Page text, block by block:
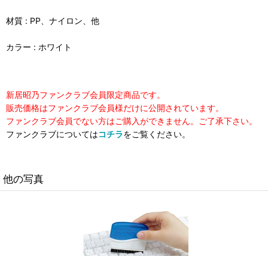
材質 : PP、ナイロン、他
カラー : ホワイト
新居昭乃ファンクラブ会員限定商品です。
販売価格はファンクラブ会員様だけに公開されています。
ファンクラブ会員でない方はご購入ができません。ご了承下さい。
ファンクラブについてはコチラをご覧ください。
他の写真